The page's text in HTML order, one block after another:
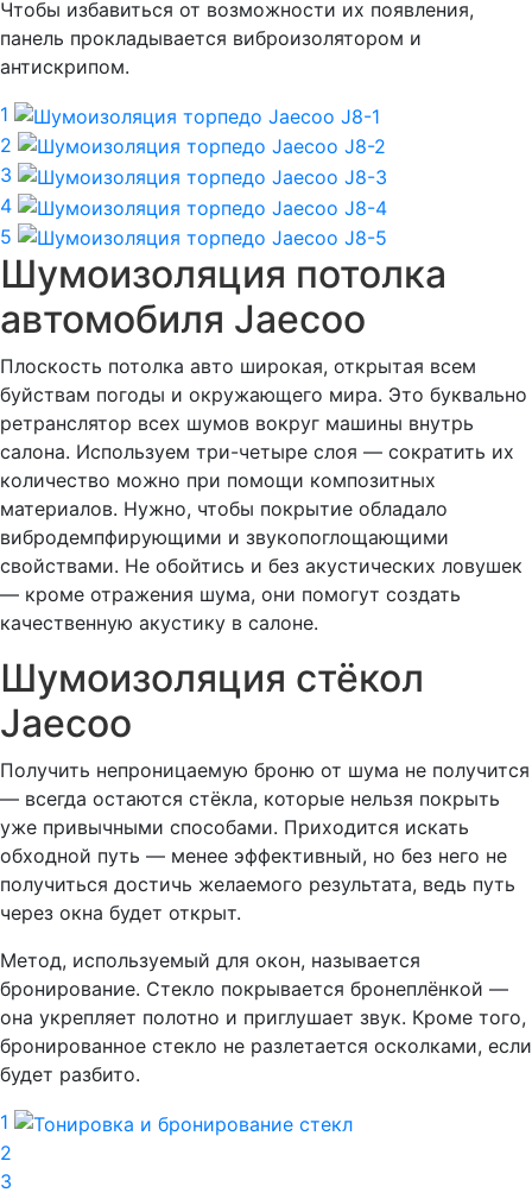
Чтобы избавиться от возможности их появления,
панель прокладывается виброизолятором и
антискрипом.
1
2
3
4
5
Шумоизоляция потолка
автомобиля Jaecoo
Плоскость потолка авто широкая, открытая всем
буйствам погоды и окружающего мира. Это буквально
ретранслятор всех шумов вокруг машины внутрь
салона. Используем три-четыре слоя — сократить их
количество можно при помощи композитных
материалов. Нужно, чтобы покрытие обладало
вибродемпфирующими и звукопоглощающими
свойствами. Не обойтись и без акустических ловушек
— кроме отражения шума, они помогут создать
качественную акустику в салоне.
Шумоизоляция стёкол
Jaecoo
Получить непроницаемую броню от шума не получится
— всегда остаются стёкла, которые нельзя покрыть
уже привычными способами. Приходится искать
обходной путь — менее эффективный, но без него не
получиться достичь желаемого результата, ведь путь
через окна будет открыт.
Метод, используемый для окон, называется
бронирование. Стекло покрывается бронеплёнкой —
она укрепляет полотно и приглушает звук. Кроме того,
бронированное стекло не разлетается осколками, если
будет разбито.
1
2
3